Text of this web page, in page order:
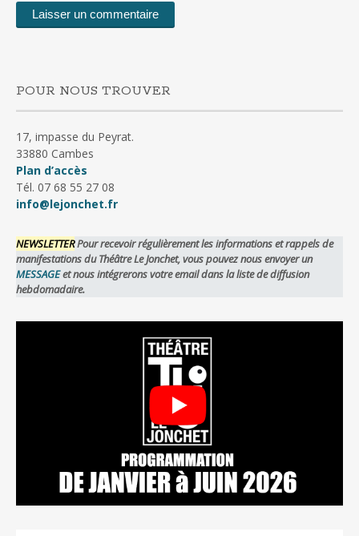
POUR NOUS TROUVER
17, impasse du Peyrat.
33880 Cambes
Plan d’accès
Tél. 07 68 55 27 08
info@lejonchet.fr
NEWSLETTERPour recevoir régulièrement les informations et rappels de
manifestations du Théâtre Le Jonchet, vous pouvez nous envoyer un
MESSAGEet nous intégrerons votre email dans la liste de diffusion
hebdomadaire.